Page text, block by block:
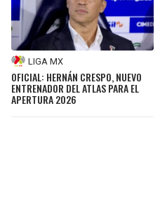
LIGA MX
OFICIAL: HERNÁN CRESPO, NUEVO
ENTRENADOR DEL ATLAS PARA EL
APERTURA 2026